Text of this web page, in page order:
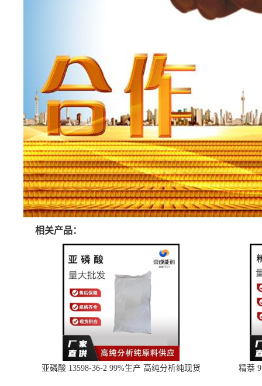
相关产品：
亚磷酸 13598-36-2 99%生产 高纯分析纯现货 精萘